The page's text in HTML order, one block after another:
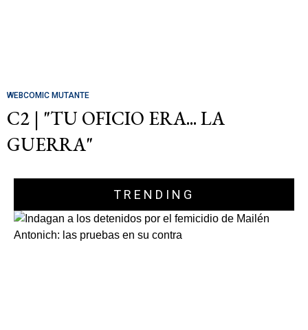
WEBCOMIC MUTANTE
C2 | "TU OFICIO ERA... LA
GUERRA"
TRENDING